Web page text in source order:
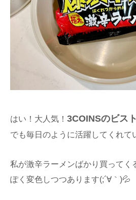
はい！大人気！ 3COINSのビス
でも毎日のように活躍してくれて
私が激辛ラーメンばかり買ってく
ぽく変色しつつあります(;´∀｀)💦